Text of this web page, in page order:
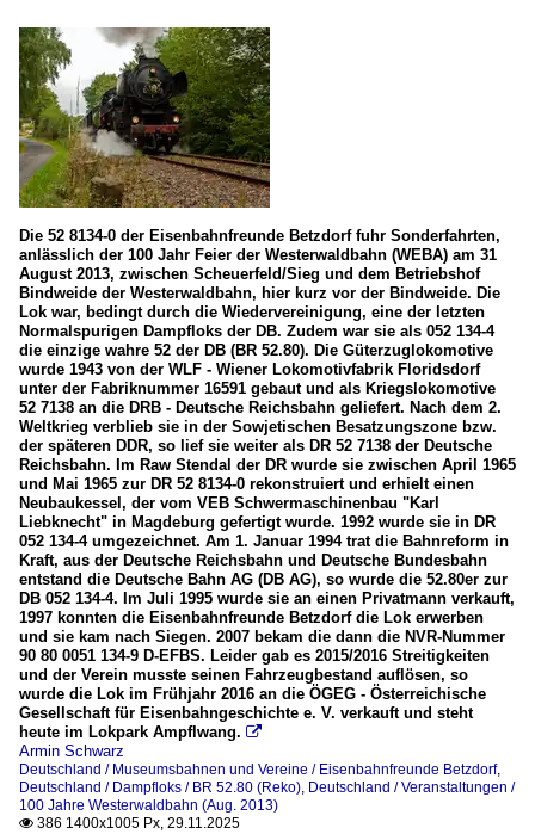
Die 52 8134-0 der Eisenbahnfreunde Betzdorf fuhr Sonderfahrten,
anlässlich der 100 Jahr Feier der Westerwaldbahn (WEBA) am 31
August 2013, zwischen Scheuerfeld/Sieg und dem Betriebshof
Bindweide der Westerwaldbahn, hier kurz vor der Bindweide. Die
Lok war, bedingt durch die Wiedervereinigung, eine der letzten
Normalspurigen Dampfloks der DB. Zudem war sie als 052 134‐4
die einzige wahre 52 der DB (BR 52.80). Die Güterzuglokomotive
wurde 1943 von der WLF - Wiener Lokomotivfabrik Floridsdorf
unter der Fabriknummer 16591 gebaut und als Kriegslokomotive
52 7138 an die DRB - Deutsche Reichsbahn geliefert. Nach dem 2.
Weltkrieg verblieb sie in der Sowjetischen Besatzungszone bzw.
der späteren DDR, so lief sie weiter als DR 52 7138 der Deutsche
Reichsbahn. Im Raw Stendal der DR wurde sie zwischen April 1965
und Mai 1965 zur DR 52 8134-0 rekonstruiert und erhielt einen
Neubaukessel, der vom VEB Schwermaschinenbau "Karl
Liebknecht" in Magdeburg gefertigt wurde. 1992 wurde sie in DR
052 134-4 umgezeichnet. Am 1. Januar 1994 trat die Bahnreform in
Kraft, aus der Deutsche Reichsbahn und Deutsche Bundesbahn
entstand die Deutsche Bahn AG (DB AG), so wurde die 52.80er zur
DB 052 134-4. Im Juli 1995 wurde sie an einen Privatmann verkauft,
1997 konnten die Eisenbahnfreunde Betzdorf die Lok erwerben
und sie kam nach Siegen. 2007 bekam die dann die NVR-Nummer
90 80 0051 134-9 D-EFBS. Leider gab es 2015/2016 Streitigkeiten
und der Verein musste seinen Fahrzeugbestand auflösen, so
wurde die Lok im Frühjahr 2016 an die ÖGEG - Österreichische
Gesellschaft für Eisenbahngeschichte e. V. verkauft und steht
heute im Lokpark Ampflwang. 
Armin Schwarz
Deutschland / Museumsbahnen und Vereine / Eisenbahnfreunde Betzdorf,
Deutschland / Dampfloks / BR 52.80 (Reko), Deutschland / Veranstaltungen /
100 Jahre Westerwaldbahn (Aug. 2013)
 386 1400x1005 Px, 29.11.2025